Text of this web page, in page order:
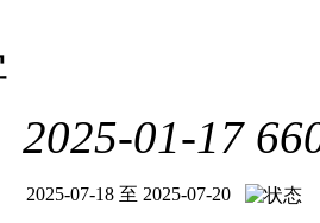
2025-01-17
2025-07-18 至 2025-07-20